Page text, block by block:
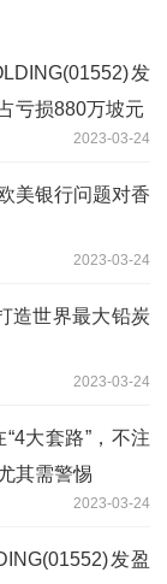
发
亏损880万坡元
2023-03-24
美银行问题对香
2023-03-24
造世界最大铅炭
2023-03-24
大套路”，不注
其需警惕
2023-03-24
发盈